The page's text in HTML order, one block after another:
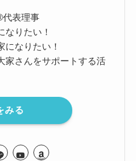
代表理事
なりたい！
になりたい！
家さんをサポートする活
みる